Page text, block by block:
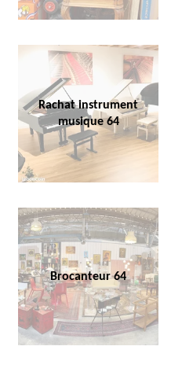
Rachat instrument
musique 64
Brocanteur 64